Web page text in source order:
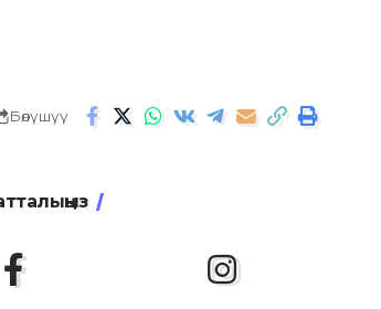
Бөлүшүү